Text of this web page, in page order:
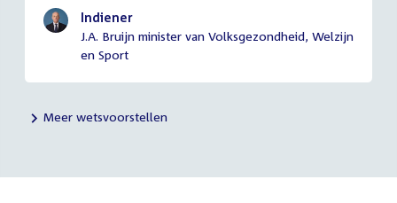
Indiener
J.A. Bruijn minister van Volksgezondheid, Welzijn
en Sport
Meer wetsvoorstellen